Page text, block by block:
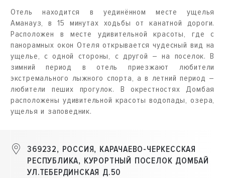
Отель находится в уединённом месте ущелья
Аманауз, в 15 минутах ходьбы от канатной дороги.
Расположен в месте удивительной красоты, где с
панорамных окон Отеля открывается чудесный вид на
ущелье, с одной стороны, с другой – на поселок. В
зимний период в отель приезжают любители
экстремального лыжного спорта, а в летний период –
любители пеших прогулок. В окрестностях Домбая
расположены удивительной красоты водопады, озера,
ущелья и заповедник.
369232, РОССИЯ, КАРАЧАЕВО-ЧЕРКЕССКАЯ
РЕСПУБЛИКА, КУРОРТНЫЙ ПОСЕЛОК ДОМБАЙ
УЛ.ТЕБЕРДИНСКАЯ Д.50